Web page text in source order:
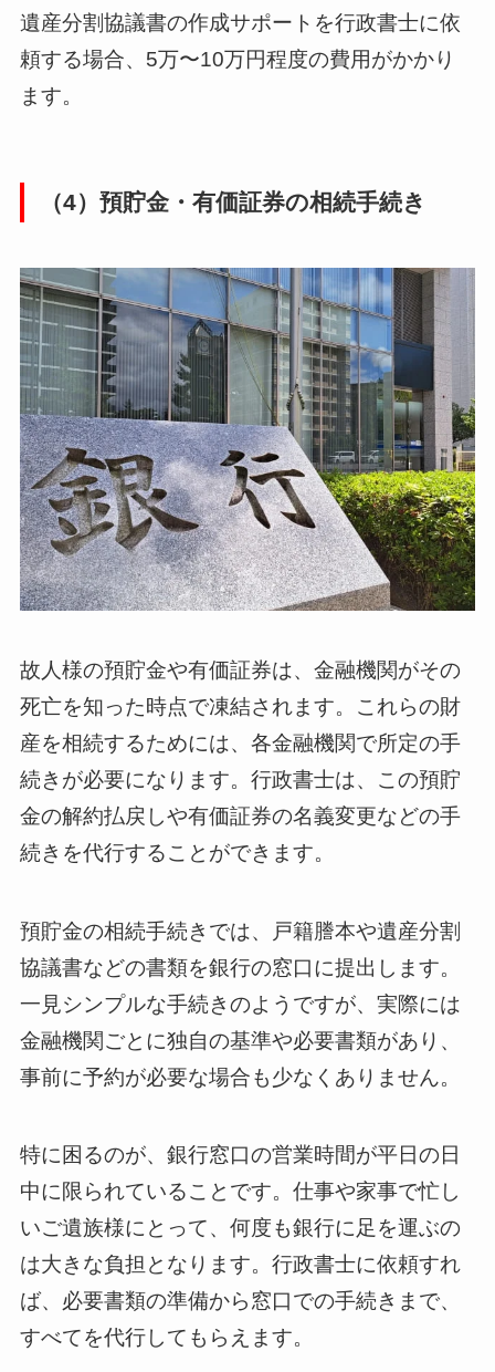
遺産分割協議書の作成サポートを行政書士に依
頼する場合、5万〜10万円程度の費用がかかり
ます。
（4）預貯金・有価証券の相続手続き
故人様の預貯金や有価証券は、金融機関がその
死亡を知った時点で凍結されます。これらの財
産を相続するためには、各金融機関で所定の手
続きが必要になります。行政書士は、この預貯
金の解約払戻しや有価証券の名義変更などの手
続きを代行することができます。
預貯金の相続手続きでは、戸籍謄本や遺産分割
協議書などの書類を銀行の窓口に提出します。
一見シンプルな手続きのようですが、実際には
金融機関ごとに独自の基準や必要書類があり、
事前に予約が必要な場合も少なくありません。
特に困るのが、銀行窓口の営業時間が平日の日
中に限られていることです。仕事や家事で忙し
いご遺族様にとって、何度も銀行に足を運ぶの
は大きな負担となります。行政書士に依頼すれ
ば、必要書類の準備から窓口での手続きまで、
すべてを代行してもらえます。